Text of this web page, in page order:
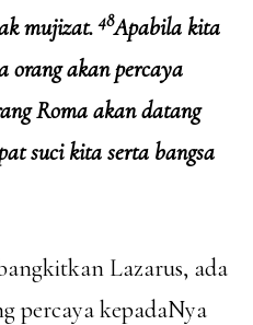
mujizat.48Apabila kita
orang akan percaya
Roma akan datang
suci kita serta bangsa
Lazarus, ada
percaya kepadaNya